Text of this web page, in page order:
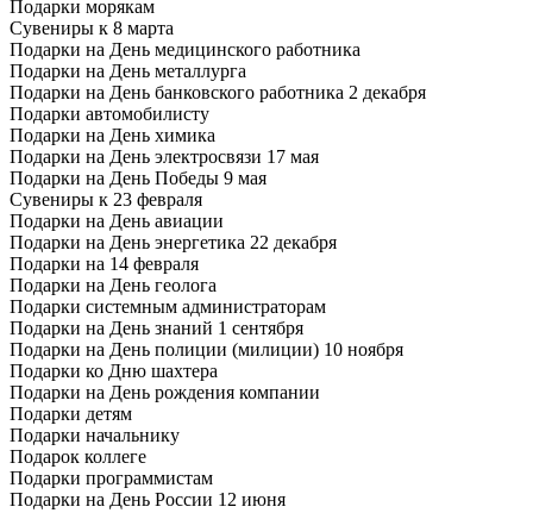
Подарки морякам
Сувениры к 8 марта
Подарки на День медицинского работника
Подарки на День металлурга
Подарки на День банковского работника 2 декабря
Подарки автомобилисту
Подарки на День химика
Подарки на День электросвязи 17 мая
Подарки на День Победы 9 мая
Сувениры к 23 февраля
Подарки на День авиации
Подарки на День энергетика 22 декабря
Подарки на 14 февраля
Подарки на День геолога
Подарки системным администраторам
Подарки на День знаний 1 сентября
Подарки на День полиции (милиции) 10 ноября
Подарки ко Дню шахтера
Подарки на День рождения компании
Подарки детям
Подарки начальнику
Подарок коллеге
Подарки программистам
Подарки на День России 12 июня